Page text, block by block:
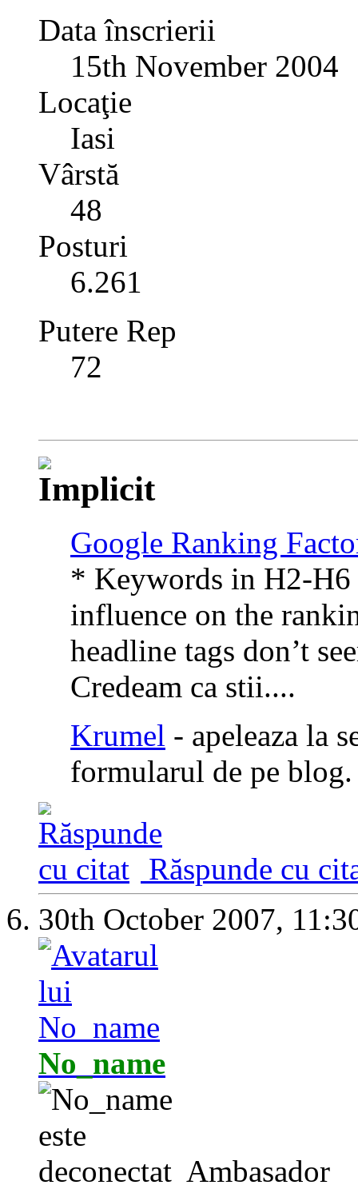
Data înscrierii
15th November 2004
Locaţie
Iasi
Vârstă
48
Posturi
6.261
Putere Rep
72
Google Ranking
* Keywords in H2-H6
influence on the
headline tags don’t
Credeam ca stii....
Krumel - apeleaza la
formularul de pe blog.
Răspunde cu
30th October 2007,
No_name
Ambasador